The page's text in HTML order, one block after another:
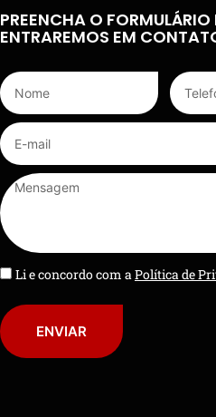
PREENCHA O FORMULÁRIO
ENTRAREMOS EM
Li e concordo com a Política de
ENVIAR